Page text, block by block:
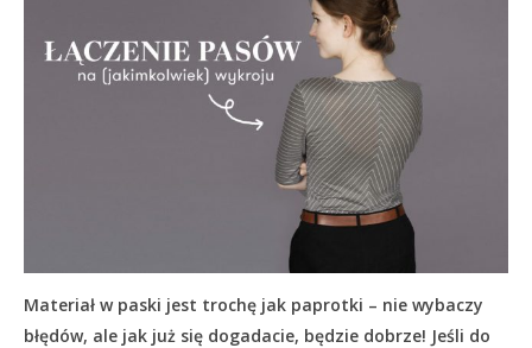
Materiał w paski jest trochę jak paprotki – nie wybaczy
błędów, ale jak już się dogadacie, będzie dobrze! Jeśli do